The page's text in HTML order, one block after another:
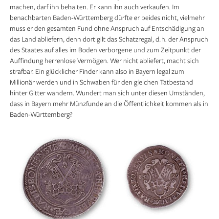
machen, darf ihn behalten. Er kann ihn auch verkaufen. Im
benachbarten Baden-Württemberg dürfte er beides nicht, vielmehr
muss er den gesamten Fund ohne Anspruch auf Entschädigung an
das Land abliefern, denn dort gilt das Schatzregal, d. h. der Anspruch
des Staates auf alles im Boden verborgene und zum Zeitpunkt der
Auffindung herrenlose Vermögen. Wer nicht abliefert, macht sich
strafbar. Ein glücklicher Finder kann also in Bayern legal zum
Millionär werden und in Schwaben für den gleichen Tatbestand
hinter Gitter wandern. Wundert man sich unter diesen Umständen,
dass in Bayern mehr Münzfunde an die Öffentlichkeit kommen als in
Baden-Württemberg?